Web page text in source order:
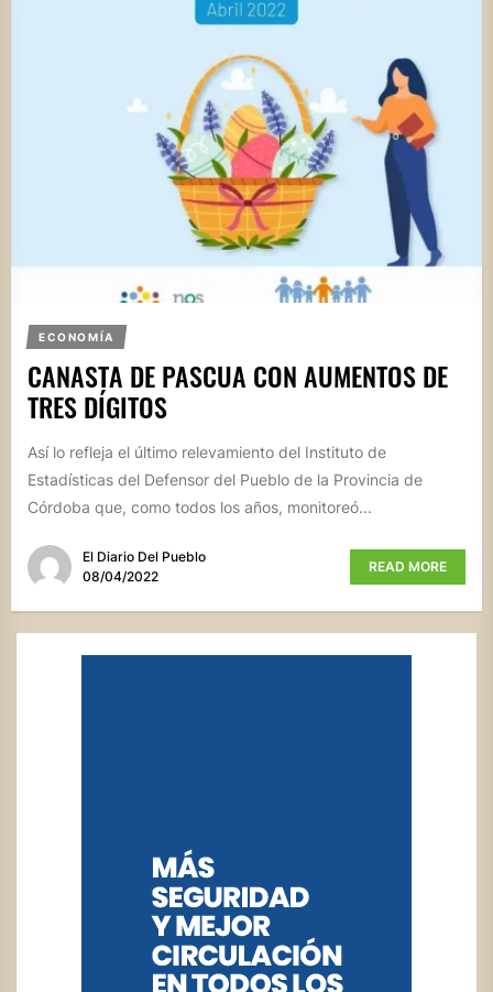
ECONOMÍA
CANASTA DE PASCUA CON AUMENTOS DE
TRES DÍGITOS
Así lo refleja el último relevamiento del Instituto de
Estadísticas del Defensor del Pueblo de la Provincia de
Córdoba que, como todos los años, monitoreó...
El Diario Del Pueblo
08/04/2022
READ MORE